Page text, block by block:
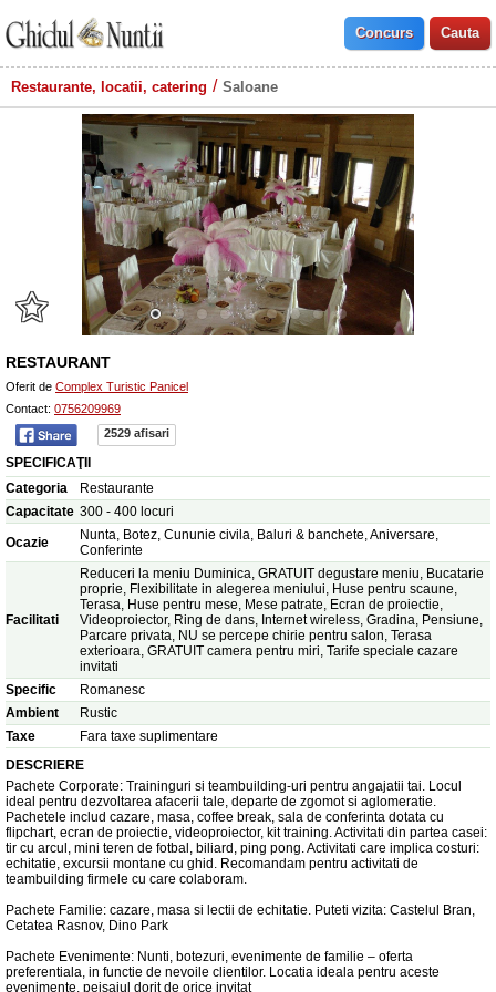
Restaurante, locatii, catering Saloane
RESTAURANT
Oferit de Complex Turistic Panicel
Contact: 0756209969
2529 afisari
SPECIFICAŢII
Categoria
Restaurante
Capacitate 300 - 400 locuri
Ocazie
Nunta, Botez, Cununie civila, Baluri & banchete, Aniversare,
Conferinte
Facilitati
Reduceri la meniu Duminica, GRATUIT degustare meniu, Bucatarie
proprie, Flexibilitate in alegerea meniului, Huse pentru scaune,
Terasa, Huse pentru mese, Mese patrate, Ecran de proiectie,
Videoproiector, Ring de dans, Internet wireless, Gradina, Pensiune,
Parcare privata, NU se percepe chirie pentru salon, Terasa
exterioara, GRATUIT camera pentru miri, Tarife speciale cazare
invitati
Specific
Romanesc
Ambient
Rustic
Taxe
Fara taxe suplimentare
DESCRIERE
Pachete Corporate: Traininguri si teambuilding-uri pentru angajatii tai. Locul
ideal pentru dezvoltarea afacerii tale, departe de zgomot si aglomeratie.
Pachetele includ cazare, masa, coffee break, sala de conferinta dotata cu
flipchart, ecran de proiectie, videoproiector, kit training. Activitati din partea casei:
tir cu arcul, mini teren de fotbal, biliard, ping pong. Activitati care implica costuri:
echitatie, excursii montane cu ghid. Recomandam pentru activitati de
teambuilding firmele cu care colaboram.
Pachete Familie: cazare, masa si lectii de echitatie. Puteti vizita: Castelul Bran,
Cetatea Rasnov, Dino Park
Pachete Evenimente: Nunti, botezuri, evenimente de familie – oferta
preferentiala, in functie de nevoile clientilor. Locatia ideala pentru aceste
evenimente, peisajul dorit de orice invitat